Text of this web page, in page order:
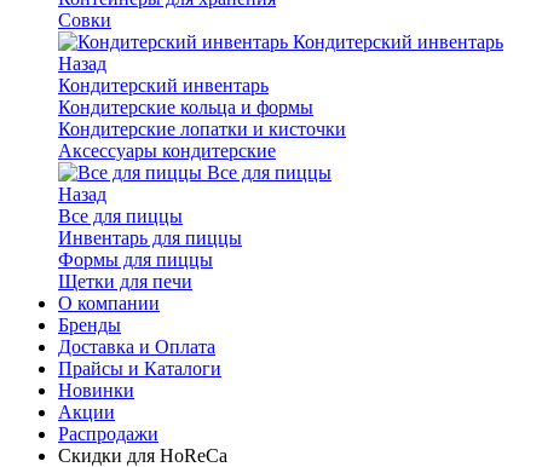
Совки
Кондитерский инвентарь
Назад
Кондитерский инвентарь
Кондитерские кольца и формы
Кондитерские лопатки и кисточки
Аксессуары кондитерские
Все для пиццы
Назад
Все для пиццы
Инвентарь для пиццы
Формы для пиццы
Щетки для печи
О компании
Бренды
Доставка и Оплата
Прайсы и Каталоги
Новинки
Акции
Распродажи
Скидки для HoReCa